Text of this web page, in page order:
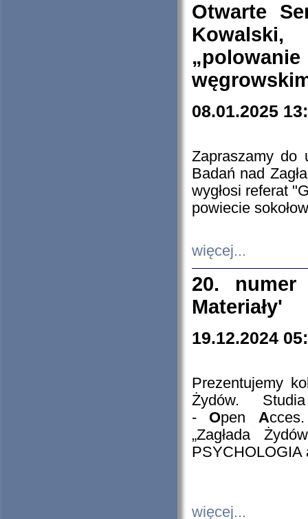
Otwarte
08.01.2025
Zapraszamy do
Badań nad
wygłosi referat
powiecie
więcej...
20. numer
Materiały'
19.12.2024
Prezentujemy
Żydów.
- Open A
„Zagłada
PSYCHOLOGIA
więcej...